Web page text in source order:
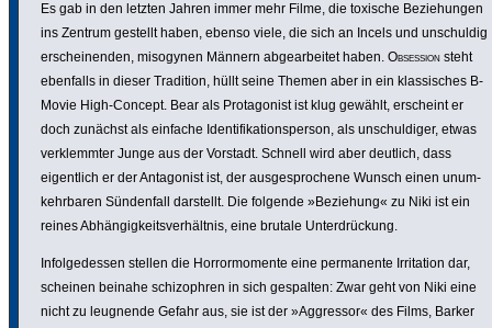
Es gab in den letzten Jahren immer mehr Filme, die toxische Bezie­hungen
ins Zentrum gestellt haben, ebenso viele, die sich an Incels und unschuldig
erschei­nenden, misogynen Männern abge­ar­beitet haben. Obsession steht
ebenfalls in dieser Tradition, hüllt seine Themen aber in ein klas­si­sches B-
Movie High-Concept. Bear als Prot­ago­nist ist klug gewählt, erscheint er
doch zunächst als einfache Iden­ti­fi­ka­ti­ons­person, als unschul­diger, etwas
verklemmter Junge aus der Vorstadt. Schnell wird aber deutlich, dass
eigent­lich er der Anta­go­nist ist, der ausge­spro­chene Wunsch einen unum­
kehr­baren Sünden­fall darstellt. Die folgende »Beziehung« zu Niki ist ein
reines Abhän­gig­keits­ver­hältnis, eine brutale Unter­drü­ckung.
Infol­ge­dessen stellen die Horror­mo­mente eine perma­nente Irri­ta­tion dar,
scheinen beinahe schi­zo­phren in sich gespalten: Zwar geht von Niki eine
nicht zu leugnende Gefahr aus, sie ist der »Aggressor« des Films, Barker